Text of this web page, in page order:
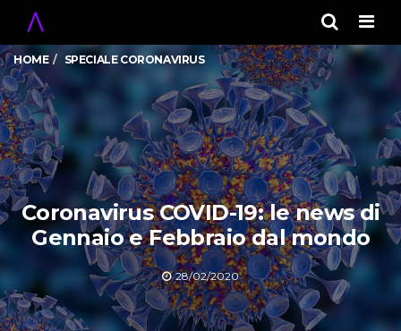
HOME SPECIALE CORONAVIRUS
Coronavirus COVID-19: le news di
Gennaio e Febbraio dal mondo
28/02/2020